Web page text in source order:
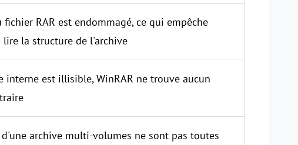
fichier RAR est endommagé, ce qui empêche
lire la structure de l'archive
interne est illisible, WinRAR ne trouve aucun
d'une archive multi-volumes ne sont pas toutes